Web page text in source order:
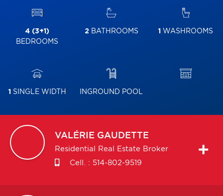
4 (3+1)
BEDROOMS
2BATHROOMS 1 WASHROOMS
1 SINGLE WIDTH INGROUND POOL
VALÉRIE GAUDETTE
Residential Real Estate Broker
Cell. : 514-802-9519